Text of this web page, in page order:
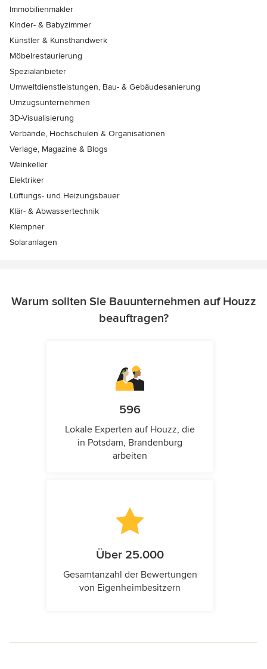
Immobilienmakler
Kinder- & Babyzimmer
Künstler & Kunsthandwerk
Möbelrestaurierung
Spezialanbieter
Umweltdienstleistungen, Bau- & Gebäudesanierung
Umzugsunternehmen
3D-Visualisierung
Verbände, Hochschulen & Organisationen
Verlage, Magazine & Blogs
Weinkeller
Elektriker
Lüftungs- und Heizungsbauer
Klär- & Abwassertechnik
Klempner
Solaranlagen
Warum sollten Sie Bauunternehmen auf Houzz
beauftragen?
596
Lokale Experten auf Houzz, die
in Potsdam, Brandenburg
arbeiten
Über 25.000
Gesamtanzahl der Bewertungen
von Eigenheimbesitzern